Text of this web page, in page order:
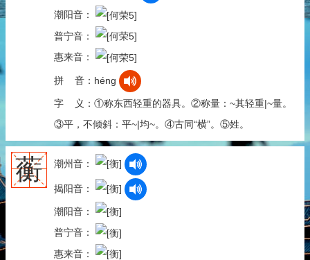
潮阳音：
普宁音：
惠来音：
拼 音：héng
字 义：①称东西轻重的器具。②称量：~其轻重|~量。
③平，不倾斜：平~|均~。④古同“横”。⑤姓。
蘅 潮州音：
揭阳音：
潮阳音：
普宁音：
惠来音：